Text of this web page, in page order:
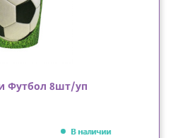
Футбол 8шт/уп
В наличии